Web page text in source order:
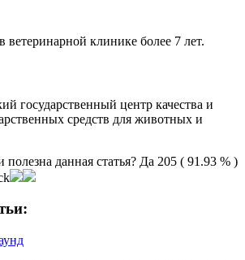
клинике более 7 лет.
государственный центр качества и
средств для животных и
данная статья? Да 205 ( 91.93 % )